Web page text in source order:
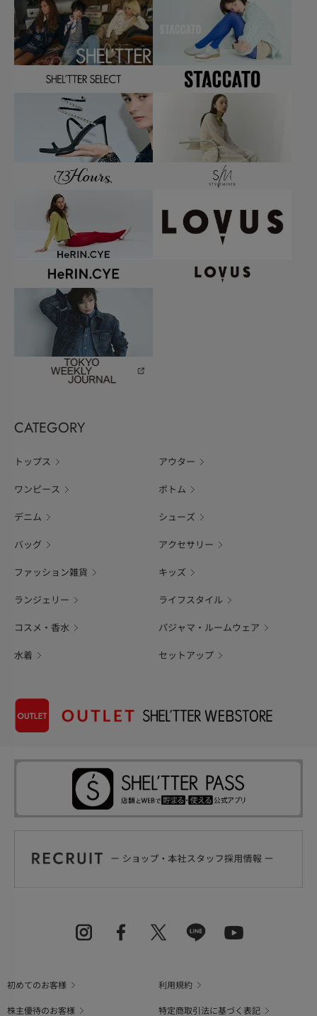
CATEGORY
トップス アウター
ワンピース ボトム
デニム シューズ
バッグ アクセサリー
ファッション雑貨 キッズ
ランジェリー ライフスタイル
コスメ・香水 パジャマ・ルームウェア
水着 セットアップ
初めてのお客様
利用規約
株主優待のお客様
特定商取引法に基づく表記